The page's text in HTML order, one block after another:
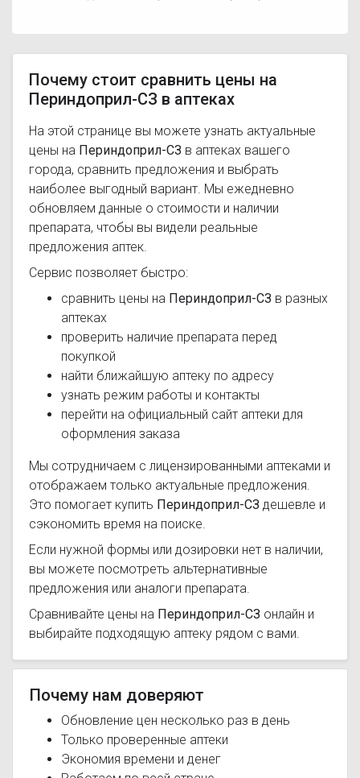
Почему стоит сравнить цены на
Периндоприл-СЗ в аптеках
На этой странице вы можете узнать актуальные
цены на Периндоприл-СЗ в аптеках вашего
города, сравнить предложения и выбрать
наиболее выгодный вариант. Мы ежедневно
обновляем данные о стоимости и наличии
препарата, чтобы вы видели реальные
предложения аптек.
Сервис позволяет быстро:
сравнить цены на Периндоприл-СЗ в разных
аптеках
проверить наличие препарата перед
покупкой
найти ближайшую аптеку по адресу
узнать режим работы и контакты
перейти на официальный сайт аптеки для
оформления заказа
Мы сотрудничаем с лицензированными аптеками и
отображаем только актуальные предложения.
Это помогает купить Периндоприл-СЗ дешевле и
сэкономить время на поиске.
Если нужной формы или дозировки нет в наличии,
вы можете посмотреть альтернативные
предложения или аналоги препарата.
Сравнивайте цены на Периндоприл-СЗ онлайн и
выбирайте подходящую аптеку рядом с вами.
Почему нам доверяют
Обновление цен несколько раз в день
Только проверенные аптеки
Экономия времени и денег